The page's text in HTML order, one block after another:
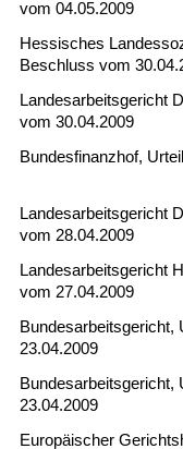
vom 04.05.2009
Hessisches
Beschluss vom
Landesarbeitsgericht
vom 30.04.2009
Bundesfinanzhof,
Landesarbeitsgericht
vom 28.04.2009
Landesarbeitsgericht
vom 27.04.2009
Bundesarbeitsgericht,
23.04.2009
Bundesarbeitsgericht,
23.04.2009
Europäischer